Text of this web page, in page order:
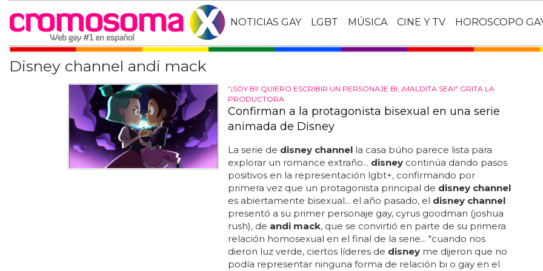
NOTICIAS GAY LGBT MÚSICA CINE Y TV HOROSCOPO
Disney channel andi mack
"¡SOY BI! QUIERO ESCRIBIR UN PERSONAJE BI, ¡MALDITA SEA!" GRITA LA
PRODUCTORA
Confirman a la protagonista bisexual en una serie
animada de Disney
La serie de disney channella casa búho parece lista para
explorar un romance extraño... disneycontinúa dando pasos
positivos en la representación lgbt+, confirmando por
primera vez que un protagonista principal de disney channel
es abiertamente bisexual... el año pasado, el disney channel
presentó a su primer personaje gay, cyrus goodman (joshua
rush), de andi mack, que se convirtió en parte de su primera
relación homosexual en el final de la serie... "cuando nos
dieron luz verde, ciertos líderes de disneyme dijeron que no
podía representar ninguna forma de relación bi o gay en el